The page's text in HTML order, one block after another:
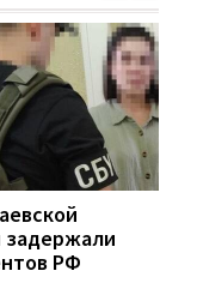
задержали
РФ